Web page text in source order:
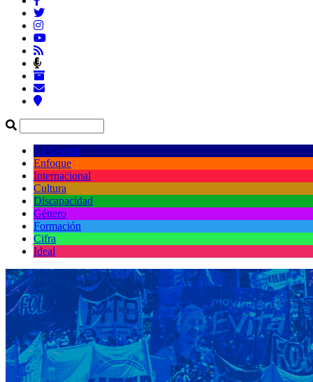
La Central
Enfoque
Internacional
Cultura
Discapacidad
Género
Formación
Cifra
Ideal